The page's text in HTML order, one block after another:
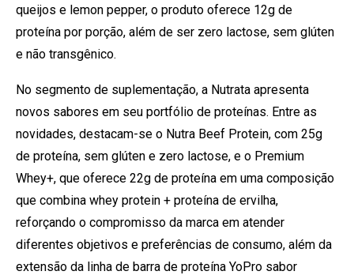
queijos e lemon pepper, o produto oferece 12g de
proteína por porção, além de ser zero lactose, sem glúten
e não transgênico.
No segmento de suplementação, a Nutrata apresenta
novos sabores em seu portfólio de proteínas. Entre as
novidades, destacam-se o Nutra Beef Protein, com 25g
de proteína, sem glúten e zero lactose, e o Premium
Whey+, que oferece 22g de proteína em uma composição
que combina whey protein + proteína de ervilha,
reforçando o compromisso da marca em atender
diferentes objetivos e preferências de consumo, além da
extensão da linha de barra de proteína YoPro sabor